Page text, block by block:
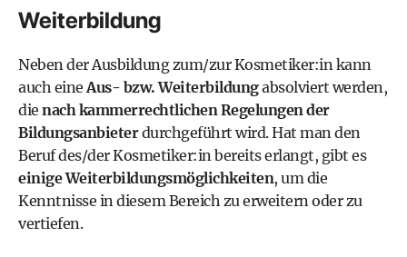
Weiterbildung
Neben der Ausbildung zum/zur Kosmetiker:in kann
auch eineAus- bzw. Weiterbildungabsolviert werden,
die nach kammerrechtlichen Regelungen der
Bildungsanbieterdurchgeführt wird. Hat man den
Beruf des/der Kosmetiker:in bereits erlangt, gibt es
einige Weiterbildungsmöglichkeiten, um die
Kenntnisse in diesem Bereich zu erweitern oder zu
vertiefen.